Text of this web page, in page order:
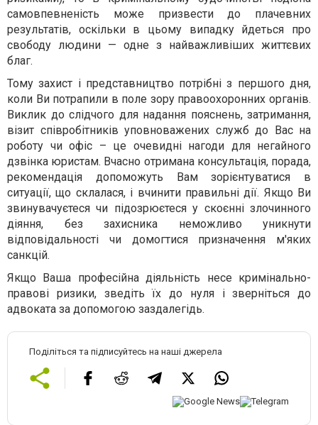
самовпевненість може призвести до плачевних
результатів, оскільки в цьому випадку йдеться про
свободу людини — одне з найважливіших життєвих
благ.
Тому захист і представництво потрібні з першого дня,
коли Ви потрапили в поле зору правоохоронних органів.
Виклик до слідчого для надання пояснень, затримання,
візит співробітників уповноважених служб до Вас на
роботу чи офіс – це очевидні нагоди для негайного
дзвінка юристам. Вчасно отримана консультація, порада,
рекомендація допоможуть Вам зорієнтуватися в
ситуації, що склалася, і вчинити правильні дії. Якщо Ви
звинувачуєтеся чи підозрюєтеся у скоєнні злочинного
діяння, без захисника неможливо уникнути
відповідальності чи домогтися призначення м'яких
санкцій.
Якщо Ваша професійна діяльність несе кримінально-
правові ризики, зведіть їх до нуля і зверніться до
адвоката за допомогою заздалегідь.
Поділіться та підписуйтесь на наші джерела